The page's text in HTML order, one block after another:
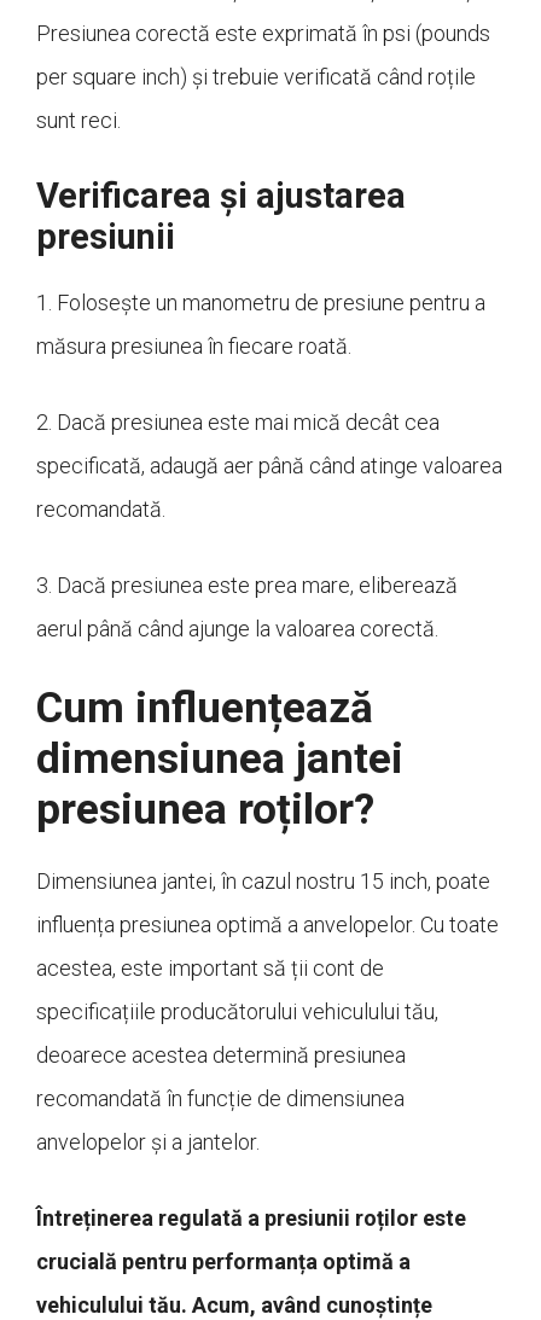
Presiunea corectă este exprimată în psi (pounds
per square inch) și trebuie verificată când roțile
sunt reci.
Verificarea și ajustarea
presiunii
1. Folosește un manometru de presiune pentru a
măsura presiunea în fiecare roată.
2. Dacă presiunea este mai mică decât cea
specificată, adaugă aer până când atinge valoarea
recomandată.
3. Dacă presiunea este prea mare, eliberează
aerul până când ajunge la valoarea corectă.
Cum influențează
dimensiunea jantei
presiunea roților?
Dimensiunea jantei, în cazul nostru 15 inch, poate
influența presiunea optimă a anvelopelor. Cu toate
acestea, este important să ții cont de
specificațiile producătorului vehiculului tău,
deoarece acestea determină presiunea
recomandată în funcție de dimensiunea
anvelopelor și a jantelor.
Întreținerea regulată a presiunii roților este
crucială pentru performanța optimă a
vehiculului tău. Acum, având cunoștințe